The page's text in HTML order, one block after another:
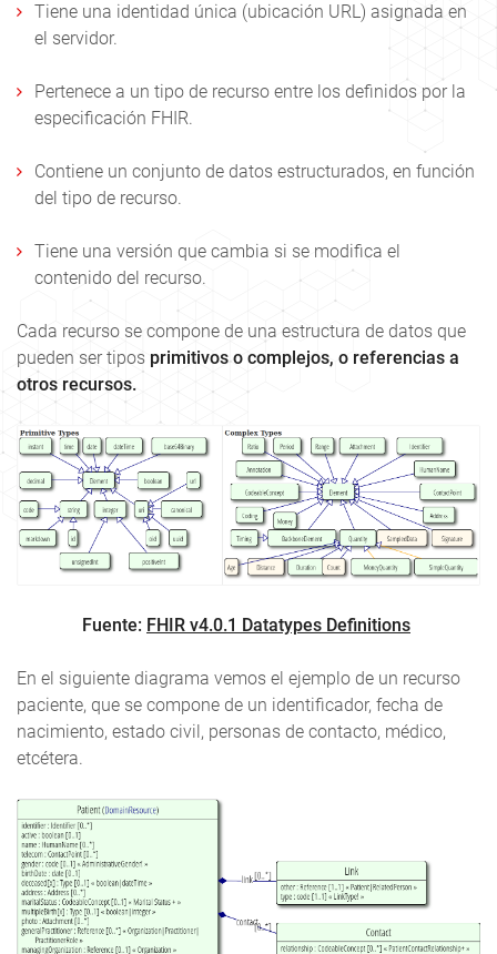
Tiene una identidad única (ubicación URL) asignada en
el servidor.
Pertenece a un tipo de recurso entre los definidos por la
especificación FHIR.
Contiene un conjunto de datos estructurados, en función
del tipo de recurso.
Tiene una versión que cambia si se modifica el
contenido del recurso.
Cada recurso se compone de una estructura de datos que
pueden ser tipos primitivos o complejos, o referencias a
otros recursos.
Fuente: FHIR v4.0.1 Datatypes Definitions
En el siguiente diagrama vemos el ejemplo de un recurso
paciente, que se compone de un identificador, fecha de
nacimiento, estado civil, personas de contacto, médico,
etcétera.